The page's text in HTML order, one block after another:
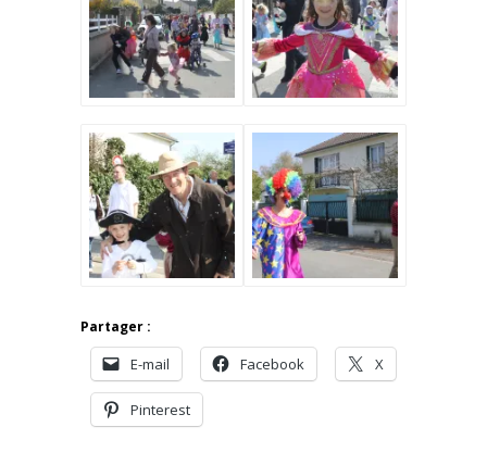
Partager :
E-mail Facebook X
Pinterest